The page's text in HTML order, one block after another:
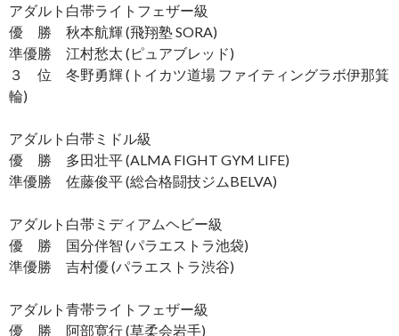
アダルト白帯ライトフェザー級
優 勝 秋本航輝 (飛翔塾 SORA)
準優勝 江村愁太 (ピュアブレッド)
３ 位 冬野勇輝 (トイカツ道場 ファイティングラボ伊那箕
輪)
アダルト白帯ミドル級
優 勝 多田壮平 (ALMA FIGHT GYM LIFE)
準優勝 佐藤俊平 (総合格闘技ジムBELVA)
アダルト白帯ミディアムヘビー級
優 勝 国分伴智 (パラエストラ池袋)
準優勝 吉村優 (パラエストラ渋谷)
アダルト青帯ライトフェザー級
優 勝 阿部寛行 (草柔会岩手)